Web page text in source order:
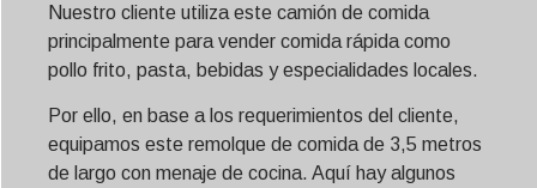
Nuestro cliente utiliza este camión de comida
principalmente para vender comida rápida como
pollo frito, pasta, bebidas y especialidades locales.
Por ello, en base a los requerimientos del cliente,
equipamos este remolque de comida de 3,5 metros
de largo con menaje de cocina. Aquí hay algunos